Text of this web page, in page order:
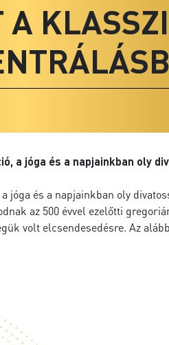
A
a jóga és a napjainkban oly
jóga és a napjainkban oly
az 500 évvel ezelőtti
volt elcsendesedésre. Az